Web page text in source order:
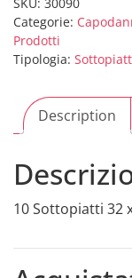
cm
Golden
Star
Categorie:
Prodotti
Tipologia:
Description
10 Sottopiatti 32